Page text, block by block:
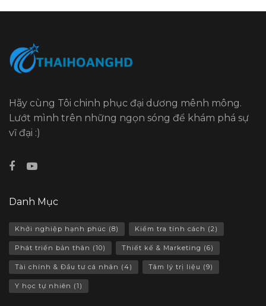
Hãy cùng Tôi chinh phục đại dương mênh mông.
Lướt mình trên những ngọn sóng để khám phá sự
vĩ đại :)
Danh Mục
Khởi nghiệp hạnh phúc (8) Kiểm tra tính cách (2)
Phát triển bản thân (10) Thiết kế & Marketing (6)
Tài chính & Đầu tư cá nhân (4) Tâm lý trị liệu (9)
Y học tự nhiên (1)